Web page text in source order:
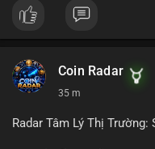
$btc $eth
#vlikevn #titanbot
Coin Radar
35 m
Radar Tâm Lý Thị